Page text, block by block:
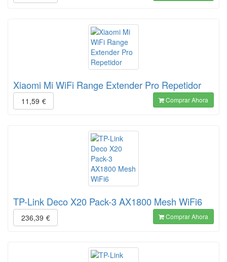
Xiaomi Mi WiFi Range Extender Pro Repetidor
11,59 € Comprar Ahora
TP-Link Deco X20 Pack-3 AX1800 Mesh WiFi6
236,39 € Comprar Ahora